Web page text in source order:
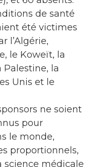
de santé
été victimes
l’Algérie,
le Koweït, la
Palestine, la
Unis et le
ne soient
pour
le monde,
proportionnels,
science médicale